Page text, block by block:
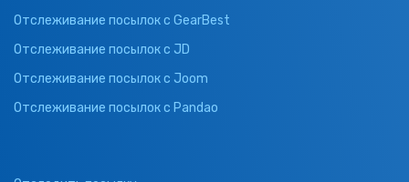
Отслеживание посылок с GearBest
Отслеживание посылок с JD
Отслеживание посылок с Joom
Отслеживание посылок с Pandao